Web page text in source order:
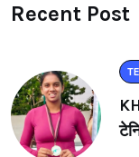
Recent Post